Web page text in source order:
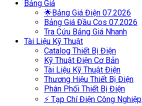
Bảng Giá
🌟Bảng Giá Điện 07.2026
Bảng Giá Đầu Cos 07.2026
Tra Cứu Bảng Giá Nhanh
Tài Liệu Kỹ Thuật
Catalog Thiết Bị Điện
Kỹ Thuật Điện Cơ Bản
Tài Liệu Kỹ Thuật Điện
Thương Hiệu Thiết Bị Điện
Phân Phối Thiết Bị Điện
⚡ Tạp Chí Điện Công Nghiệp